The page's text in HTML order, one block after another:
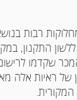
רבות
התקנון,
שקדמו
של ראיות אלה